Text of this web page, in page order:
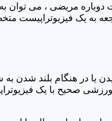
دوباره مریضی ، می توان
به یک فیزیوتراپیست
یا در هنگام بلند شدن به
ورزشی صحیح با یک